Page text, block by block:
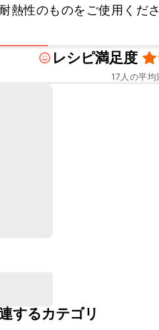
熱性のものをご使用くださ
レシピ満足度
17 人の平均
するカテゴリ